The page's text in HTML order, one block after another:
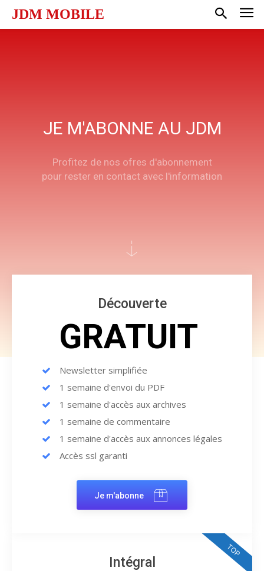
JDM MOBILE
JE M'ABONNE AU JDM
Profitez de nos ofres d'abonnement
pour rester en contact avec l'information
Découverte
GRATUIT
Newsletter simplifiée
1 semaine d'envoi du PDF
1 semaine d'accès aux archives
1 semaine de commentaire
1 semaine d'accès aux annonces légales
Accès ssl garanti
Je m'abonne
TOP
Intégral